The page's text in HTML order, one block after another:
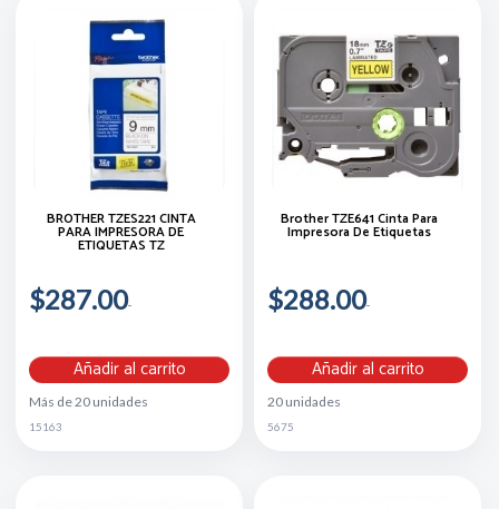
BROTHER TZES221 CINTA
PARA IMPRESORA DE
ETIQUETAS TZ
$287.00
Añadir al carrito
Más de 20 unidades
15163
Brother TZE641 Cinta Para
Impresora De Etiquetas
$288.00
Añadir al carrito
20 unidades
5675